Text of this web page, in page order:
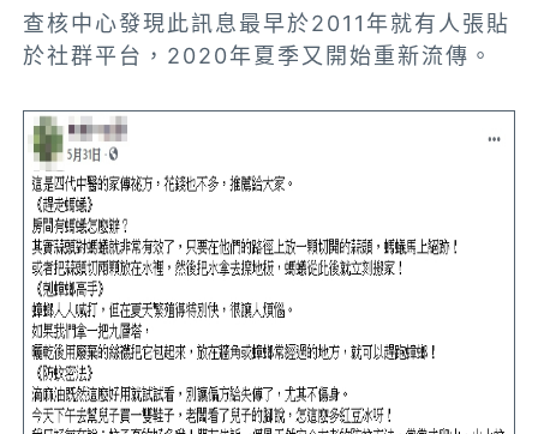
查核中心發現此訊息最早於2011年就有人張貼
於社群平台，2020年夏季又開始重新流傳。